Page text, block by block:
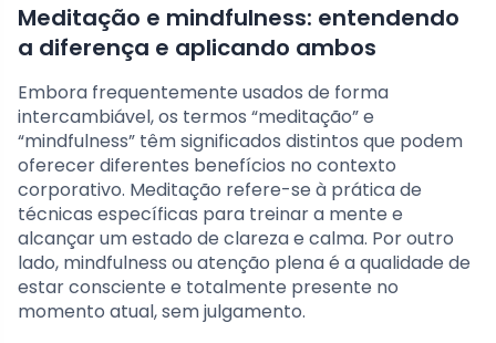
Meditação e mindfulness: entendendo
a diferença e aplicando ambos
Embora frequentemente usados de forma
intercambiável, os termos “meditação” e
“mindfulness” têm significados distintos que podem
oferecer diferentes benefícios no contexto
corporativo. Meditação refere-se à prática de
técnicas específicas para treinar a mente e
alcançar um estado de clareza e calma. Por outro
lado, mindfulness ou atenção plena é a qualidade de
estar consciente e totalmente presente no
momento atual, sem julgamento.